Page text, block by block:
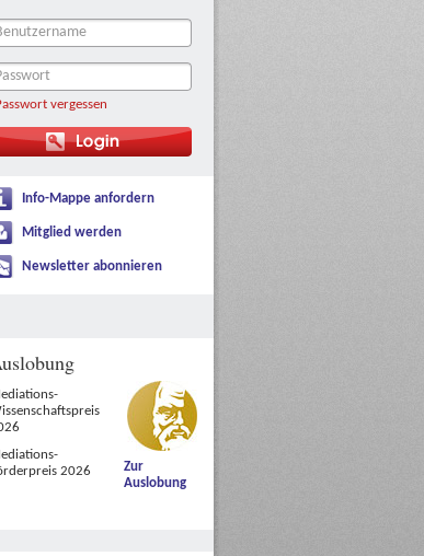
vergessen
Info-Mappe anfordern
Mitglied werden
Newsletter abonnieren
2026
Zur
Auslobung